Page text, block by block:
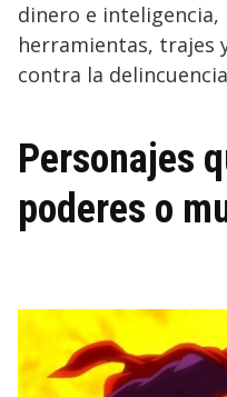
dinero e
herramientas, trajes
contra la
Personajes
poderes o